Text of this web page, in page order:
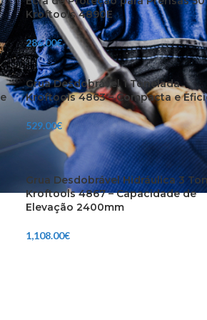
Kroftools 4890E
286.00€
Grua Desdobrável 1 Tonelada
Kroftools 4863 – Compacta e
529.00€
Grua Desdobrável Hidráulica 3 Ton
Kroftools 4867 – Capacidade de
Elevação 2400mm
1,108.00€